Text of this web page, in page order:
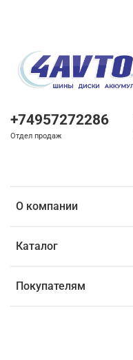
О компании
Каталог
Покупателям
+74957272286
Отдел продаж